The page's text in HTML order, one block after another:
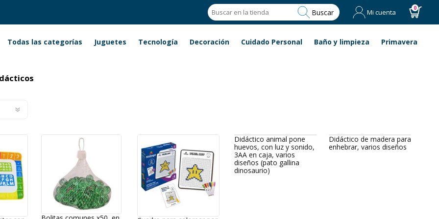
Buscar Mi cuenta 0
Todas las categorías Juguetes Tecnología Decoración Cuidado Personal Baño y limpieza Primavera
Didáctico animal pone
huevos, con luz y sonido,
3AA en caja, varios
diseños (pato gallina
dinosaurio)
Didáctico de madera para
enhebrar, varios diseños